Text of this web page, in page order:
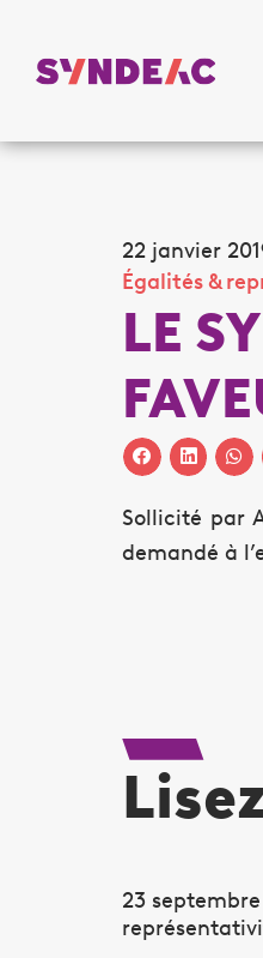
22 janvier
Égalités &
LE
Sollicité par
demandé à
23